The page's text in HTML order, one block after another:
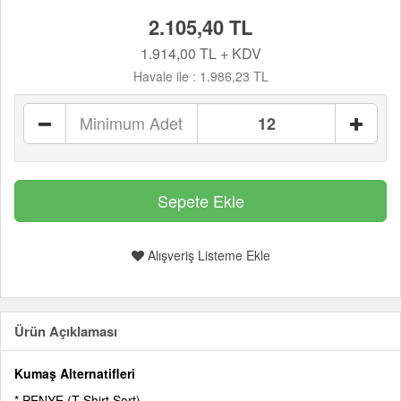
2.105,40 TL
1.914,00 TL + KDV
Havale ile : 1.986,23 TL
Minimum Adet
Alışveriş Listeme Ekle
Ürün Açıklaması
Kumaş Alternatifleri